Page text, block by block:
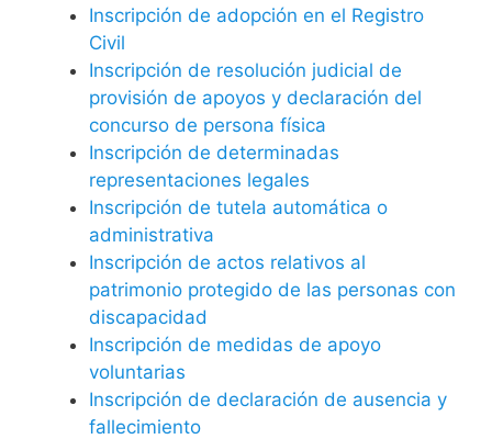
Inscripción de adopción en el Registro
Civil
Inscripción de resolución judicial de
provisión de apoyos y declaración del
concurso de persona física
Inscripción de determinadas
representaciones legales
Inscripción de tutela automática o
administrativa
Inscripción de actos relativos al
patrimonio protegido de las personas con
discapacidad
Inscripción de medidas de apoyo
voluntarias
Inscripción de declaración de ausencia y
fallecimiento